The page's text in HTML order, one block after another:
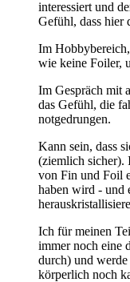
interessiert und
Gefühl, dass hier
Im
wie keine Foiler,
Im Gespräch mit
das Gefühl, die
notgedrungen.
Kann sein, dass
(ziemlich sicher).
von Fin und Foil
haben wird - und
Ich für meinen
immer noch eine
durch) und werde
körperlich noch